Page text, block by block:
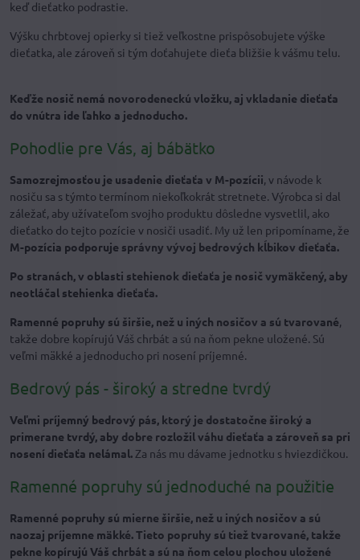
keď dieťatko podrastie.
Výšku chrbtovej opierky si tiež veľkostne prispôsobujete výške
dieťatka, ale zároveň si tým doťahujete dieťa bližšie k vášmu telu.
Keďže nosič nemá novorodeneckú vložku, aj vkladanie dieťaťa
do vnútra ide ľahko a jednoducho.
Pohodlie pre Vás, aj bábätko
Samozrejmosťou je usadenie dieťaťa v M-pozícii, v návode k
nosiču sa s týmto termínom niekoľkokrát stretnete. Výrobca si dal
záležať, aby užívateľom svojho produktu dôsledne vysvetlil, ako
dieťatko do tejto pozície v nosiči usadiť. My už len pripomíname, že
M-pozícia podporuje správny vývoj bedrových kĺbikov dieťaťa.
Po stranách, v oblasti stehienok dieťaťa je nosič vymäkčený, aby
neotláčal stehienka dieťaťa.
Ramenné popruhy sú širšie, než u iných nosičov a sú tvarované,
takže dobre kopírujú Váš chrbát a sú na ňom pekne uložené. Sú
veľmi mäkké a jednoducho pri nosení príjemné.
Bedrový pás - široký a stredne tvrdý
Veľmi príjemný bedrový pás, ktorý je dostatočne široký a
primerane tvrdý, aby dobre rozložil váhu dieťaťa a zároveň sa pri
nosení dieťaťa nelámal. Za nás mu dávame jednotku s hviezdičkou.
Ramenné popruhy sú jednoduché na použitie
Ramenné popruhy sú mierne širšie, než u iných nosičov a sú
naozaj príjemne mäkké.Tieto popruhy sú tiež tvarované, takže
pekne kopírujú Váš chrbát a sú na ňom celou plochou uložené